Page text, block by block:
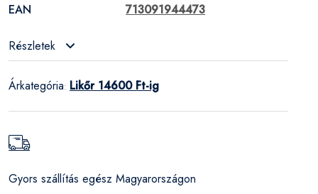
EAN
713091944473
Részletek
Árkategória: Likőr 14600 Ft-ig
Gyors szállítás egész Magyarországon